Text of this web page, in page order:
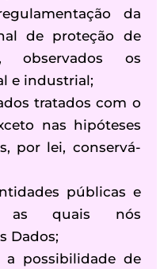
da
de proteção de
observados os
e industrial;
tratados com o
nas hipóteses
por lei, conservá-
públicas e
as quais nós
Dados;
a possibilidade de